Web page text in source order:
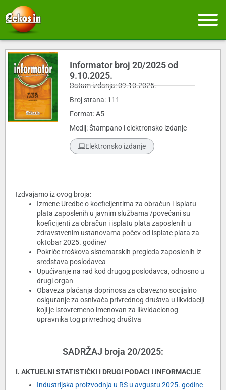
Informator broj 20/2025 od
9.10.2025.
Datum izdanja: 09.10.2025.
Broj strana: 111
Format: A5
Medij: Štampano i elektronsko izdanje
Elektronsko izdanje
Izdvajamo iz ovog broja:
Izmene Uredbe o koeficijentima za obračun i isplatu
plata zaposlenih u javnim službama /povećani su
koeficijenti za obračun i isplatu plata zaposlenih u
zdravstvenim ustanovama počev od isplate plata za
oktobar 2025. godine/
Pokriće troškova sistematskih pregleda zaposlenih iz
sredstava poslodavca
Upućivanje na rad kod drugog poslodavca, odnosno u
drugi organ
Obaveza plaćanja doprinosa za obavezno socijalno
osiguranje za osnivača privrednog društva u likvidaciji
koji je istovremeno imenovan za likvidacionog
upravnika tog privrednog društva
SADRŽAJ broja 20/2025:
I. AKTUELNI STATISTIČKI I DRUGI PODACI I INFORMACIJE
Industrijska proizvodnja u RS u avgustu 2025. godine